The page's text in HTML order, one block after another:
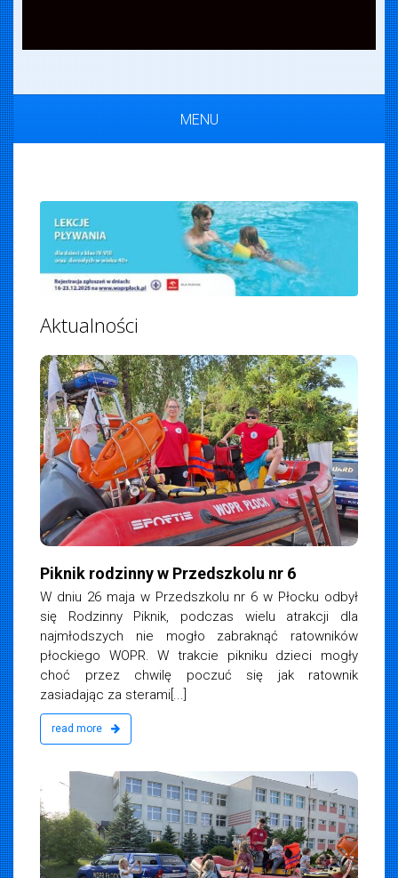
MENU
Aktualności
Piknik rodzinny w Przedszkolu nr 6
W dniu 26 maja w Przedszkolu nr 6 w Płocku odbył
się Rodzinny Piknik, podczas wielu atrakcji dla
najmłodszych nie mogło zabraknąć ratowników
płockiego WOPR. W trakcie pikniku dzieci mogły
choć przez chwilę poczuć się jak ratownik
zasiadając za sterami[...]
read more